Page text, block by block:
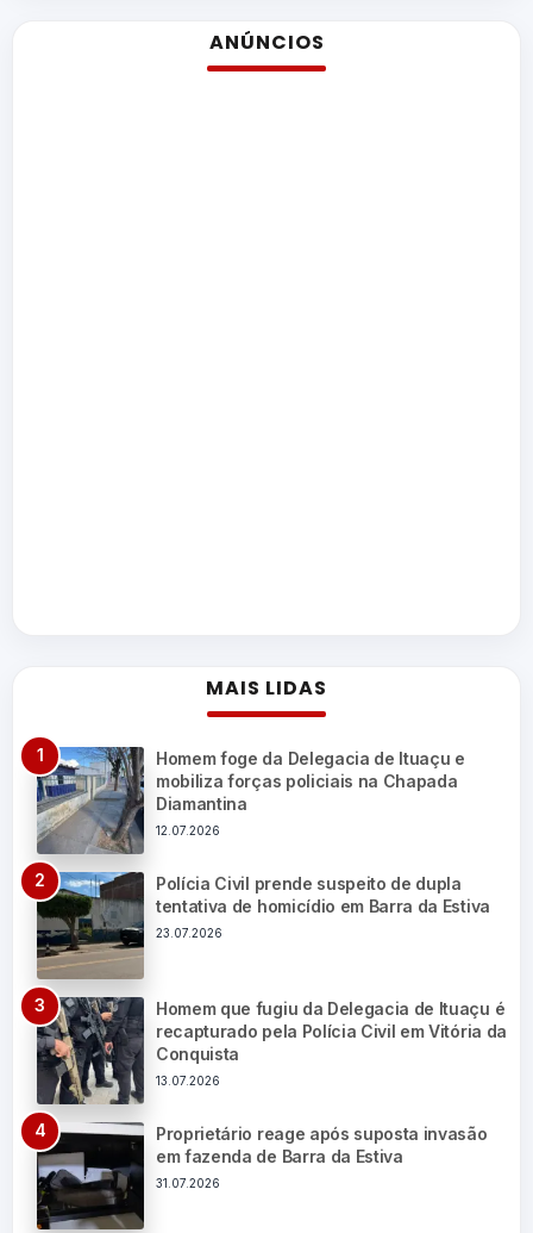
ANÚNCIOS
MAIS LIDAS
Homem foge da Delegacia de Ituaçu e
mobiliza forças policiais na Chapada
Diamantina
12.07.2026
Polícia Civil prende suspeito de dupla
tentativa de homicídio em Barra da Estiva
23.07.2026
Homem que fugiu da Delegacia de Ituaçu é
recapturado pela Polícia Civil em Vitória da
Conquista
13.07.2026
Proprietário reage após suposta invasão
em fazenda de Barra da Estiva
31.07.2026